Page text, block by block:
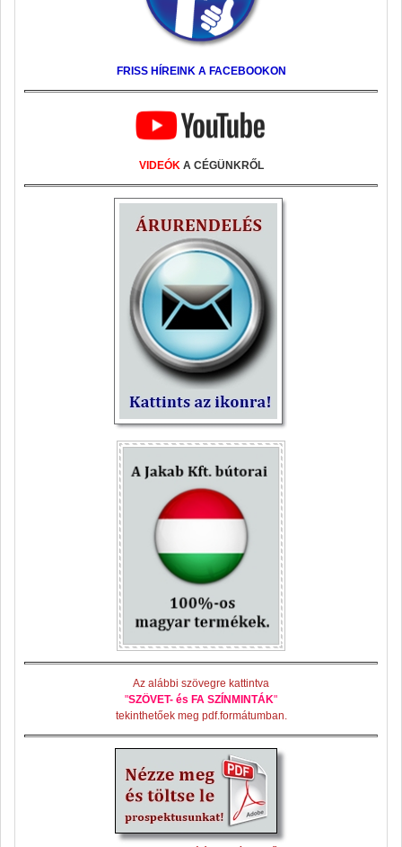
FRISS HÍREINK A FACEBOOKON
VIDEÓK A CÉGÜNKRŐL
Az alábbi szövegre kattintva
"SZÖVET- és FA SZÍNMINTÁK"
tekinthetőek meg pdf.formátumban.